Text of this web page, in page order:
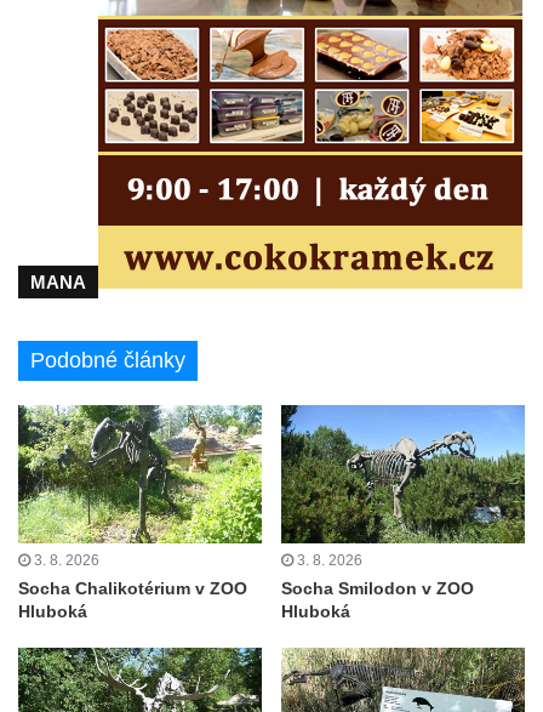
ke kostelu Nanebevzetí Panny Marie ve
Vilémově
Socha svatého Vojtěcha na schodišti ke
kostelu Nanebevzetí Panny Marie ve
Vilémově
Socha putti II. na schodišti ke kostelu
Nanebevzetí Panny Marie ve Vilémově
Socha putti I. na schodišti ke kostelu
Nanebevzetí Panny Marie ve Vilémově
Vilémovský potok pod kostelem
Nanebevzetí Panny Marie ve Vilémově
Socha svatého Josefa na mostě přes
Vilémovský potok pod kostelem
Nanebevzetí Panny Marie ve Vilémově
Socha svatého Jana u dveří kostela
svatého Václava ve Šluknově
Socha svatého Pavla u dveří kostela
svatého Václava ve Šluknově
Socha svatého Jana Nepomuckého na
mostě u pivovaru ve Frýdlantu
MANA
Podobné články
3. 8. 2026
Socha Chalikotérium v ZOO
Hluboká
3. 8. 2026
Socha Smilodon v ZOO
Hluboká